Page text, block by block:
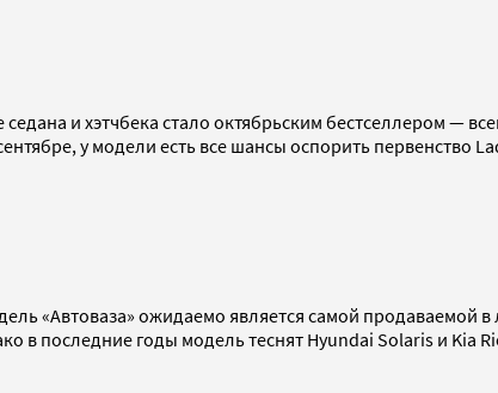
и хэтчбека стало октябрьским бестселлером —
у модели есть все шансы оспорить первенство
«Автоваза» ожидаемо является самой продаваемой
в последние годы модель теснят Hyundai Solaris и Kia